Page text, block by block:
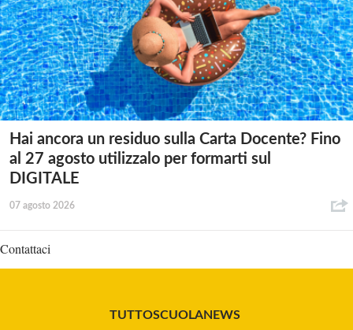
Hai ancora un residuo sulla Carta Docente? Fino
al 27 agosto utilizzalo per formarti sul
DIGITALE
07 agosto 2026
Contattaci
TUTTOSCUOLANEWS